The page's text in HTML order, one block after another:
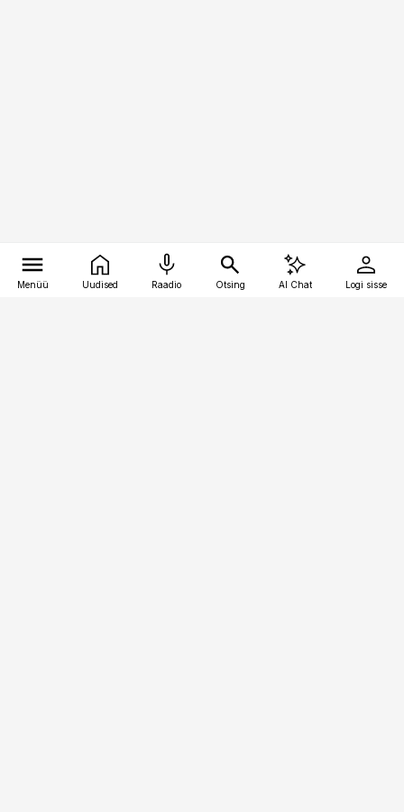
Menüü Uudised Raadio Otsing AI Chat Logi sisse